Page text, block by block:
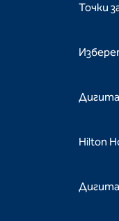
Точки
Hilton